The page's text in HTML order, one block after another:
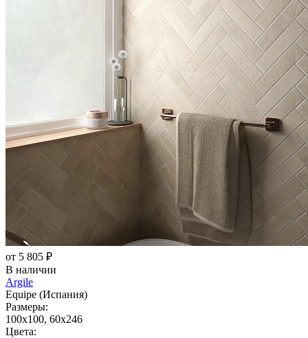
от 5 805 ₽
В наличии
Argile
Equipe (Испания)
Размеры:
100x100, 60x246
Цвета: